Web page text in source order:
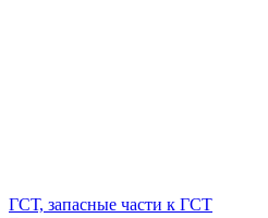
ГСТ, запасные части к ГСТ